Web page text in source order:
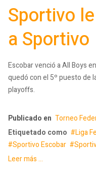
Sportivo
a Sportivo
Escobar venció a All Boys
quedó con el 5º puesto de
playoffs.
Publicado en Torneo
Etiquetado como
Liga
Sportivo Escobar
Leer más ...